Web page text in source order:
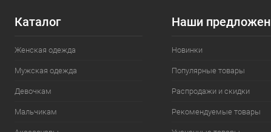
Каталог
Женская одежда
Мужская одежда
Девочкам
Мальчикам
Наши
Новинки
Популярные товары
Распродажи и скидки
Рекомендуемые товары